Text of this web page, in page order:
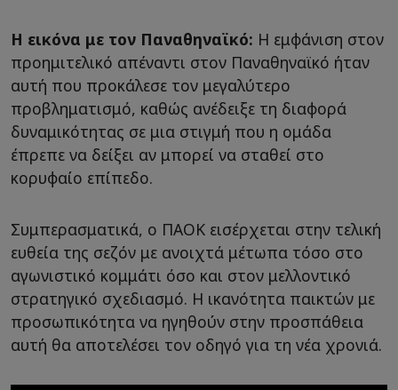
Η εικόνα με τον Παναθηναϊκό: Η εμφάνιση στον
προημιτελικό απέναντι στον Παναθηναϊκό ήταν
αυτή που προκάλεσε τον μεγαλύτερο
προβληματισμό, καθώς ανέδειξε τη διαφορά
δυναμικότητας σε μια στιγμή που η ομάδα
έπρεπε να δείξει αν μπορεί να σταθεί στο
κορυφαίο επίπεδο.
Συμπερασματικά, ο ΠΑΟΚ εισέρχεται στην τελική
ευθεία της σεζόν με ανοιχτά μέτωπα τόσο στο
αγωνιστικό κομμάτι όσο και στον μελλοντικό
στρατηγικό σχεδιασμό. Η ικανότητα παικτών με
προσωπικότητα να ηγηθούν στην προσπάθεια
αυτή θα αποτελέσει τον οδηγό για τη νέα χρονιά.